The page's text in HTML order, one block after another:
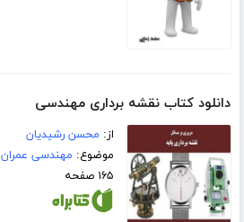
دانلود کتاب نقشه برداری مهندسی
از: محسن رشیدیان
موضوع: مهندسی عمران
۱۶۵ صفحه